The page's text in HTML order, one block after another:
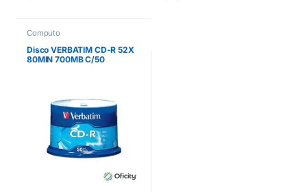
Computo
Disco VERBATIM CD-R 52X
80MIN 700MB C/50